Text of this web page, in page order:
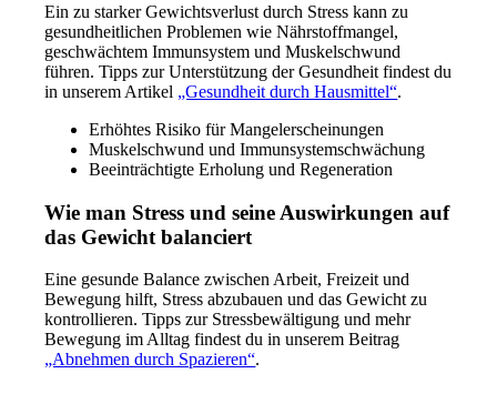
Ein zu starker Gewichtsverlust durch Stress kann zu
gesundheitlichen Problemen wie Nährstoffmangel,
geschwächtem Immunsystem und Muskelschwund
führen. Tipps zur Unterstützung der Gesundheit findest du
in unserem Artikel „Gesundheit durch Hausmittel“.
Erhöhtes Risiko für Mangelerscheinungen
Muskelschwund und Immunsystemschwächung
Beeinträchtigte Erholung und Regeneration
Wie man Stress und seine Auswirkungen auf
das Gewicht balanciert
Eine gesunde Balance zwischen Arbeit, Freizeit und
Bewegung hilft, Stress abzubauen und das Gewicht zu
kontrollieren. Tipps zur Stressbewältigung und mehr
Bewegung im Alltag findest du in unserem Beitrag
„Abnehmen durch Spazieren“.